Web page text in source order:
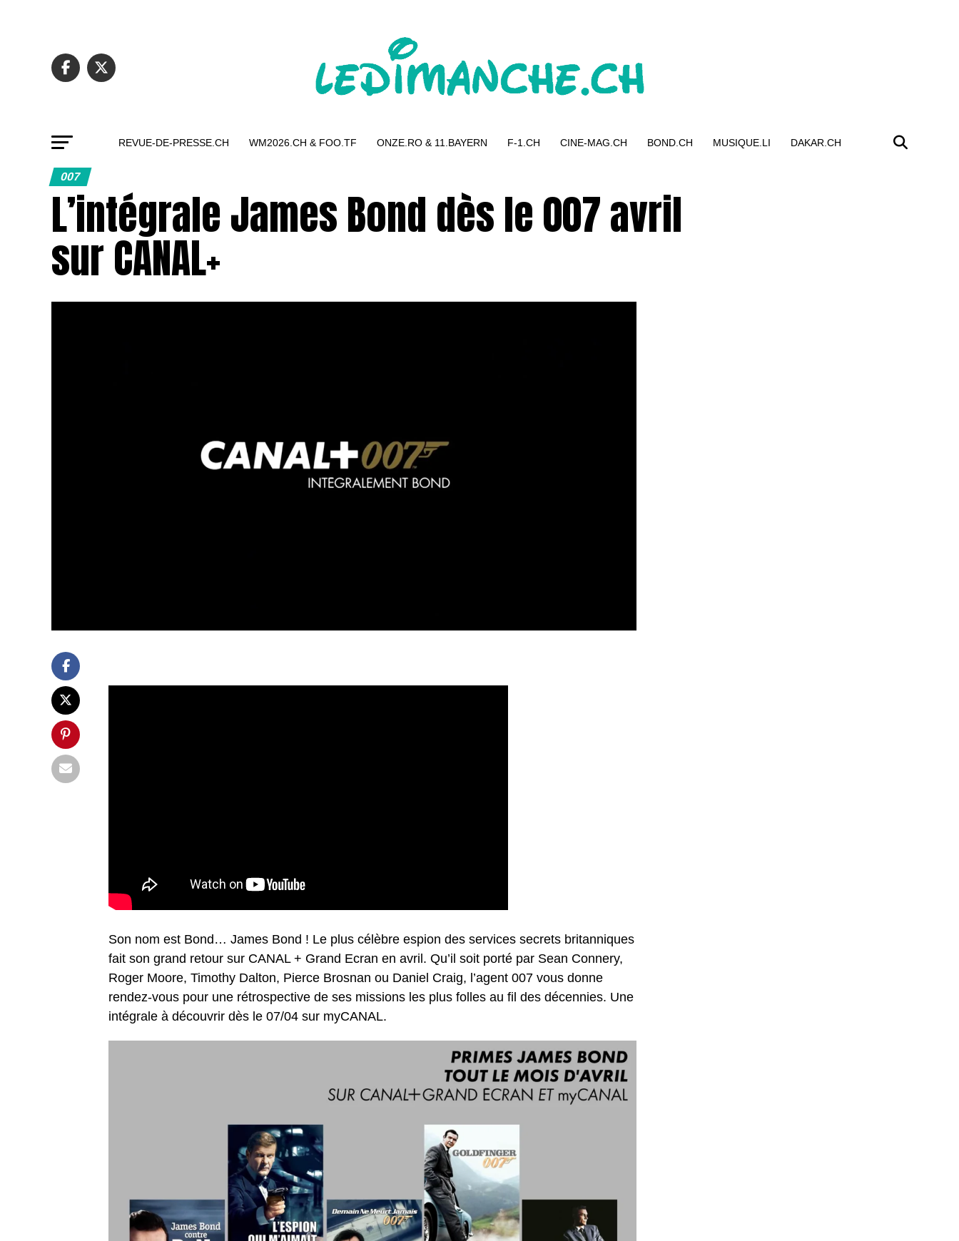
REVUE-DE-PRESSE.CH WM2026.CH & FOO.TF ONZE.RO & 11.BAYERN F-1.CH CINE-MAG.CH BOND.CH MUSIQUE.LI DAKAR.CH
007
L’intégrale James Bond dès le 007 avril
sur CANAL+
Son nom est Bond… James Bond ! Le plus célèbre espion des services secrets britanniques
fait son grand retour sur CANAL + Grand Ecran en avril. Qu’il soit porté par Sean Connery,
Roger Moore, Timothy Dalton, Pierce Brosnan ou Daniel Craig, l’agent 007 vous donne
rendez-vous pour une rétrospective de ses missions les plus folles au fil des décennies. Une
intégrale à découvrir dès le 07/04 sur myCANAL.